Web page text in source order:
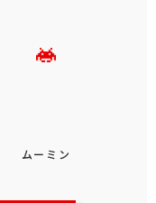
ムーミン